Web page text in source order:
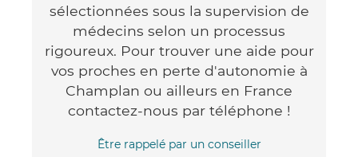
sélectionnées sous la supervision de
médecins selon un processus
rigoureux. Pour trouver une aide pour
vos proches en perte d'autonomie à
Champlan ou ailleurs en France
contactez-nous par téléphone !
Être rappelé par un conseiller